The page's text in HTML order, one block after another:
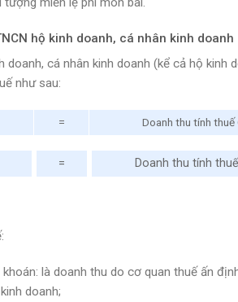
hộ kinh doanh, cá nhân kinh doanh
doanh, cá nhân kinh doanh (kể cả hộ
như sau:
= Doanh thu tính thuế
= Doanh thu tính
là doanh thu do cơ quan thuế ấn
doanh;